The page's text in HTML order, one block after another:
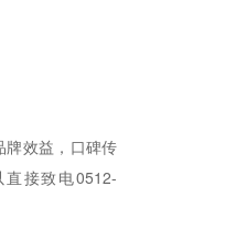
牌效益，口碑传
接致电0512-